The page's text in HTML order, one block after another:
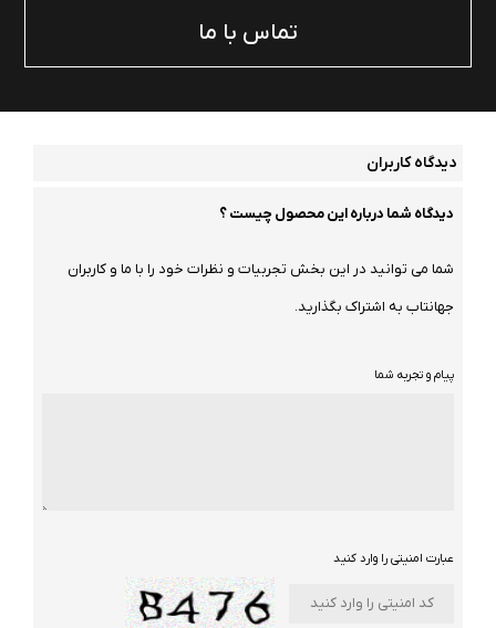
تماس با ما
دیدگاه کاربران
دیدگاه شما درباره این محصول چیست ؟
شما می توانید در این بخش تجربیات و نظرات خود را با ما و کاربران
جهانتاب به اشتراک بگذارید.
پیام و تجربه شما
عبارت امنیتی را وارد کنید